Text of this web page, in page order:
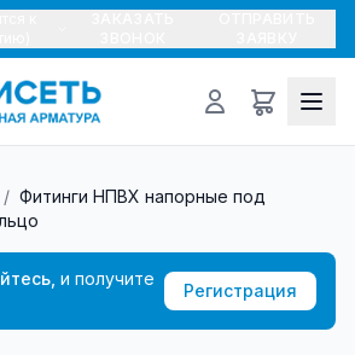
/ Фитинги НПВХ напорные под
и получите
Регистрация